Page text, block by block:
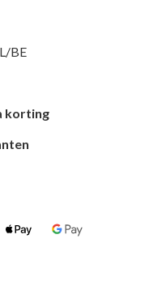
BE
korting